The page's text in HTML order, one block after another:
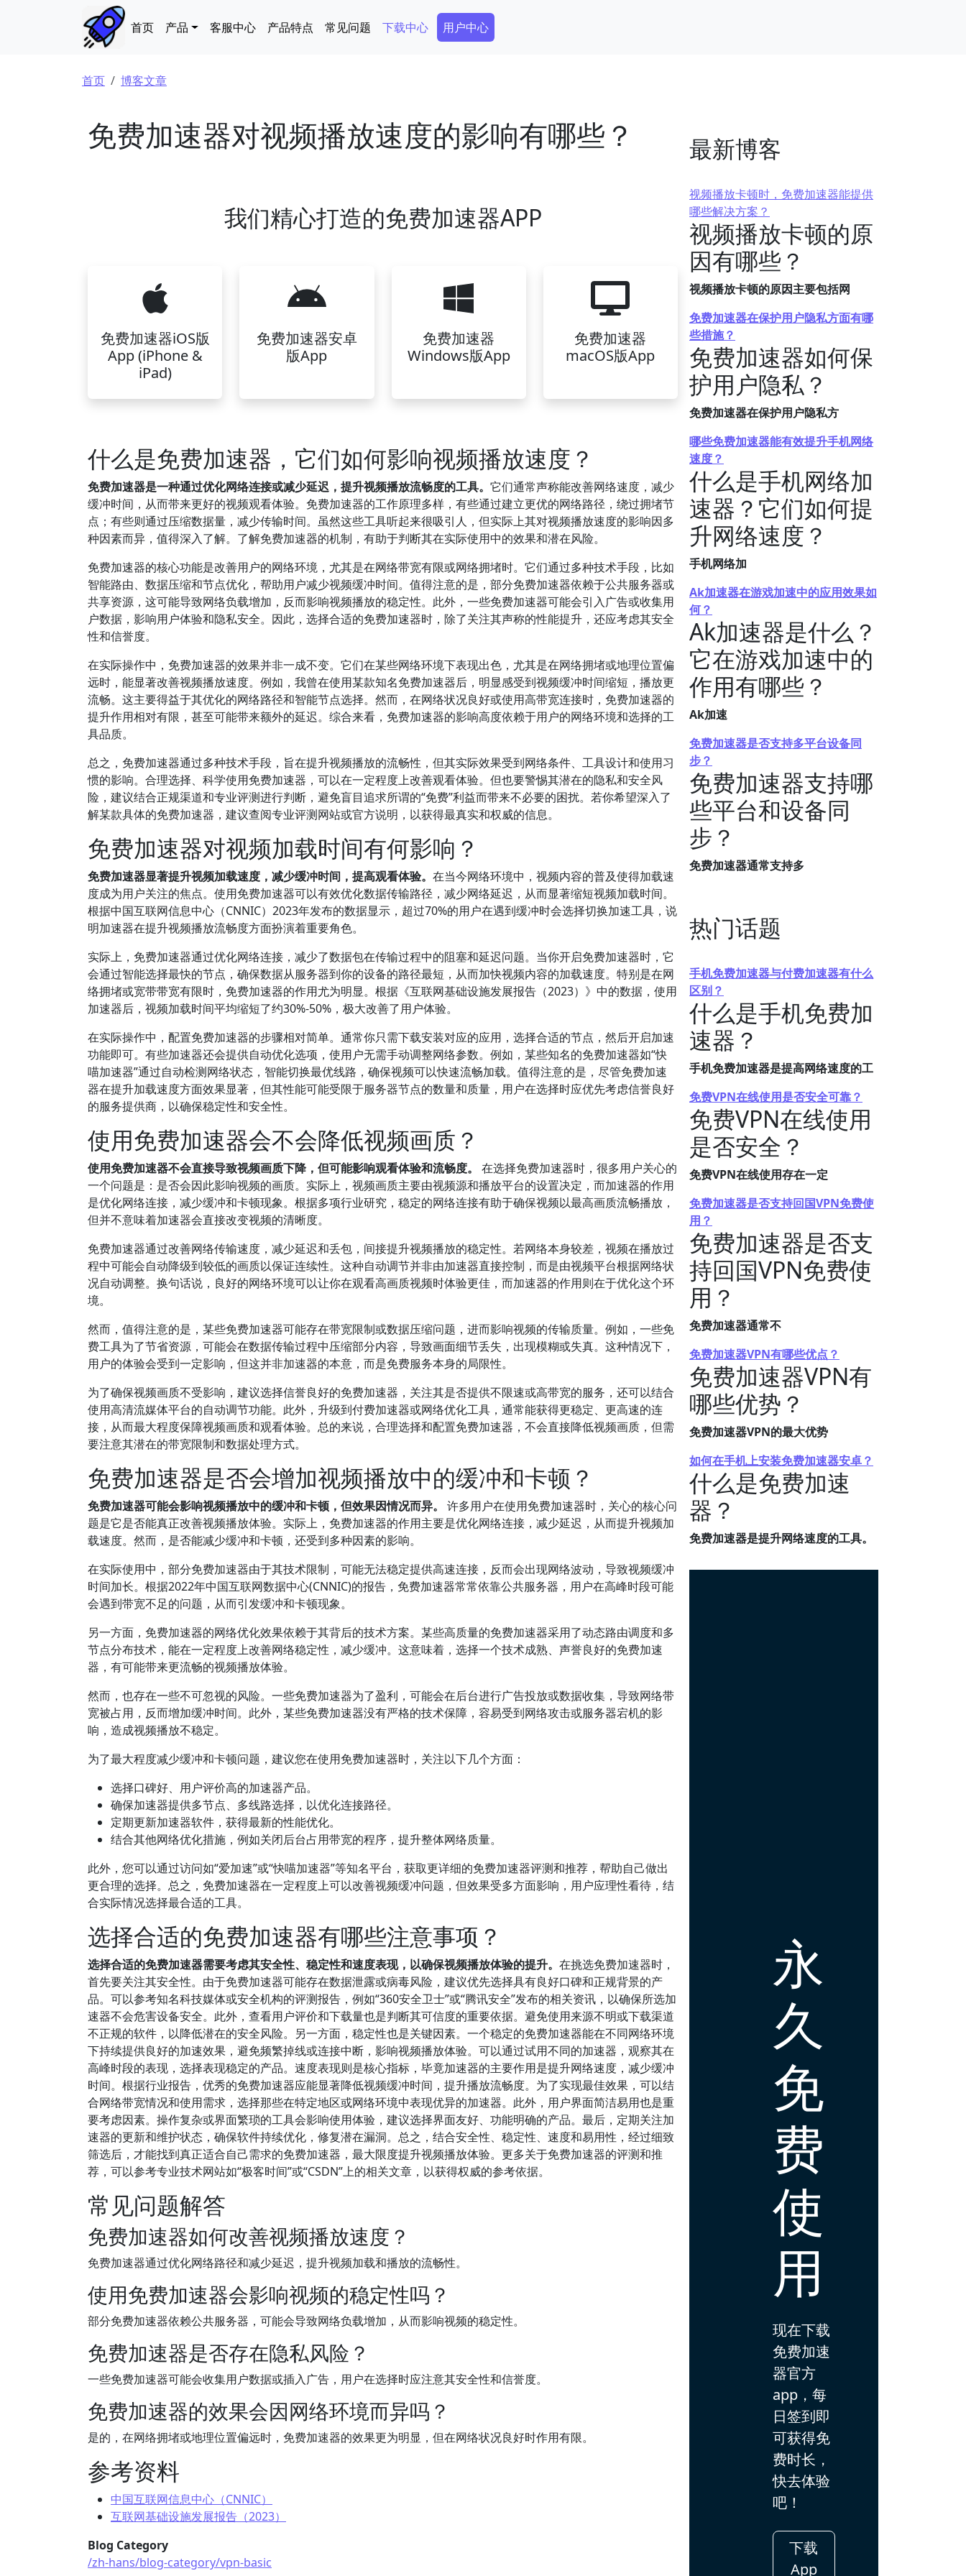
Main navigation
首页 产品 客服中心 产品特点 常见问题 下载中心 Secondary Menu
用户中心
面包屑
首页 博客文章
免费加速器对视频播放速度的影响有哪些？
我们精心打造的免费加速器APP
免费加速器iOS版
App (iPhone &
iPad)
免费加速器安卓
版App
免费加速器
Windows版App
免费加速器
macOS版App
什么是免费加速器，它们如何影响视频播放速度？
免费加速器是一种通过优化网络连接或减少延迟，提升视频播放流畅度的工具。 它们通常声称能改善网络速度，减少
缓冲时间，从而带来更好的视频观看体验。免费加速器的工作原理多样，有些通过建立更优的网络路径，绕过拥堵节
点；有些则通过压缩数据量，减少传输时间。虽然这些工具听起来很吸引人，但实际上其对视频播放速度的影响因多
种因素而异，值得深入了解。了解免费加速器的机制，有助于判断其在实际使用中的效果和潜在风险。
免费加速器的核心功能是改善用户的网络环境，尤其是在网络带宽有限或网络拥堵时。它们通过多种技术手段，比如
智能路由、数据压缩和节点优化，帮助用户减少视频缓冲时间。值得注意的是，部分免费加速器依赖于公共服务器或
共享资源，这可能导致网络负载增加，反而影响视频播放的稳定性。此外，一些免费加速器可能会引入广告或收集用
户数据，影响用户体验和隐私安全。因此，选择合适的免费加速器时，除了关注其声称的性能提升，还应考虑其安全
性和信誉度。
在实际操作中，免费加速器的效果并非一成不变。它们在某些网络环境下表现出色，尤其是在网络拥堵或地理位置偏
远时，能显著改善视频播放速度。例如，我曾在使用某款知名免费加速器后，明显感受到视频缓冲时间缩短，播放更
流畅。这主要得益于其优化的网络路径和智能节点选择。然而，在网络状况良好或使用高带宽连接时，免费加速器的
提升作用相对有限，甚至可能带来额外的延迟。综合来看，免费加速器的影响高度依赖于用户的网络环境和选择的工
具品质。
总之，免费加速器通过多种技术手段，旨在提升视频播放的流畅性，但其实际效果受到网络条件、工具设计和使用习
惯的影响。合理选择、科学使用免费加速器，可以在一定程度上改善观看体验。但也要警惕其潜在的隐私和安全风
险，建议结合正规渠道和专业评测进行判断，避免盲目追求所谓的“免费”利益而带来不必要的困扰。若你希望深入了
解某款具体的免费加速器，建议查阅专业评测网站或官方说明，以获得最真实和权威的信息。
免费加速器对视频加载时间有何影响？
免费加速器显著提升视频加载速度，减少缓冲时间，提高观看体验。 在当今网络环境中，视频内容的普及使得加载速
度成为用户关注的焦点。使用免费加速器可以有效优化数据传输路径，减少网络延迟，从而显著缩短视频加载时间。
根据中国互联网信息中心（CNNIC）2023年发布的数据显示，超过70%的用户在遇到缓冲时会选择切换加速工具，说
明加速器在提升视频播放流畅度方面扮演着重要角色。
实际上，免费加速器通过优化网络连接，减少了数据包在传输过程中的阻塞和延迟问题。当你开启免费加速器时，它
会通过智能选择最快的节点，确保数据从服务器到你的设备的路径最短，从而加快视频内容的加载速度。特别是在网
络拥堵或宽带带宽有限时，免费加速器的作用尤为明显。根据《互联网基础设施发展报告（2023）》中的数据，使用
加速器后，视频加载时间平均缩短了约30%-50%，极大改善了用户体验。
在实际操作中，配置免费加速器的步骤相对简单。通常你只需下载安装对应的应用，选择合适的节点，然后开启加速
功能即可。有些加速器还会提供自动优化选项，使用户无需手动调整网络参数。例如，某些知名的免费加速器如“快
喵加速器”通过自动检测网络状态，智能切换最优线路，确保视频可以快速流畅加载。值得注意的是，尽管免费加速
器在提升加载速度方面效果显著，但其性能可能受限于服务器节点的数量和质量，用户在选择时应优先考虑信誉良好
的服务提供商，以确保稳定性和安全性。
使用免费加速器会不会降低视频画质？
使用免费加速器不会直接导致视频画质下降，但可能影响观看体验和流畅度。
在选择免费加速器时，很多用户关心的
一个问题是：是否会因此影响视频的画质。实际上，视频画质主要由视频源和播放平台的设置决定，而加速器的作用
是优化网络连接，减少缓冲和卡顿现象。根据多项行业研究，稳定的网络连接有助于确保视频以最高画质流畅播放，
但并不意味着加速器会直接改变视频的清晰度。
免费加速器通过改善网络传输速度，减少延迟和丢包，间接提升视频播放的稳定性。若网络本身较差，视频在播放过
程中可能会自动降级到较低的画质以保证连续性。这种自动调节并非由加速器直接控制，而是由视频平台根据网络状
况自动调整。换句话说，良好的网络环境可以让你在观看高画质视频时体验更佳，而加速器的作用则在于优化这个环
境。
然而，值得注意的是，某些免费加速器可能存在带宽限制或数据压缩问题，进而影响视频的传输质量。例如，一些免
费工具为了节省资源，可能会在数据传输过程中压缩部分内容，导致画面细节丢失，出现模糊或失真。这种情况下，
用户的体验会受到一定影响，但这并非加速器的本意，而是免费服务本身的局限性。
为了确保视频画质不受影响，建议选择信誉良好的免费加速器，关注其是否提供不限速或高带宽的服务，还可以结合
使用高清流媒体平台的自动调节功能。此外，升级到付费加速器或网络优化工具，通常能获得更稳定、更高速的连
接，从而最大程度保障视频画质和观看体验。总的来说，合理选择和配置免费加速器，不会直接降低视频画质，但需
要注意其潜在的带宽限制和数据处理方式。
免费加速器是否会增加视频播放中的缓冲和卡顿？
免费加速器可能会影响视频播放中的缓冲和卡顿，但效果因情况而异。
许多用户在使用免费加速器时，关心的核心问
题是它是否能真正改善视频播放体验。实际上，免费加速器的作用主要是优化网络连接，减少延迟，从而提升视频加
载速度。然而，是否能减少缓冲和卡顿，还受到多种因素的影响。
在实际使用中，部分免费加速器由于其技术限制，可能无法稳定提供高速连接，反而会出现网络波动，导致视频缓冲
时间加长。根据2022年中国互联网数据中心(CNNIC)的报告，免费加速器常常依靠公共服务器，用户在高峰时段可能
会遇到带宽不足的问题，从而引发缓冲和卡顿现象。
另一方面，免费加速器的网络优化效果依赖于其背后的技术方案。某些高质量的免费加速器采用了动态路由调度和多
节点分布技术，能在一定程度上改善网络稳定性，减少缓冲。这意味着，选择一个技术成熟、声誉良好的免费加速
器，有可能带来更流畅的视频播放体验。
然而，也存在一些不可忽视的风险。一些免费加速器为了盈利，可能会在后台进行广告投放或数据收集，导致网络带
宽被占用，反而增加缓冲时间。此外，某些免费加速器没有严格的技术保障，容易受到网络攻击或服务器宕机的影
响，造成视频播放不稳定。
为了最大程度减少缓冲和卡顿问题，建议您在使用免费加速器时，关注以下几个方面：
选择口碑好、用户评价高的加速器产品。
确保加速器提供多节点、多线路选择，以优化连接路径。
定期更新加速器软件，获得最新的性能优化。
结合其他网络优化措施，例如关闭后台占用带宽的程序，提升整体网络质量。
此外，您可以通过访问如“爱加速”或“快喵加速器”等知名平台，获取更详细的免费加速器评测和推荐，帮助自己做出
更合理的选择。总之，免费加速器在一定程度上可以改善视频缓冲问题，但效果受多方面影响，用户应理性看待，结
合实际情况选择最合适的工具。
选择合适的免费加速器有哪些注意事项？
选择合适的免费加速器需要考虑其安全性、稳定性和速度表现，以确保视频播放体验的提升。 在挑选免费加速器时，
首先要关注其安全性。由于免费加速器可能存在数据泄露或病毒风险，建议优先选择具有良好口碑和正规背景的产
品。可以参考知名科技媒体或安全机构的评测报告，例如“360安全卫士”或“腾讯安全”发布的相关资讯，以确保所选加
速器不会危害设备安全。此外，查看用户评价和下载量也是判断其可信度的重要依据。避免使用来源不明或下载渠道
不正规的软件，以降低潜在的安全风险。另一方面，稳定性也是关键因素。一个稳定的免费加速器能在不同网络环境
下持续提供良好的加速效果，避免频繁掉线或连接中断，影响视频播放体验。可以通过试用不同的加速器，观察其在
高峰时段的表现，选择表现稳定的产品。速度表现则是核心指标，毕竟加速器的主要作用是提升网络速度，减少缓冲
时间。根据行业报告，优秀的免费加速器应能显著降低视频缓冲时间，提升播放流畅度。为了实现最佳效果，可以结
合网络带宽情况和使用需求，选择那些在特定地区或网络环境中表现优异的加速器。此外，用户界面简洁易用也是重
要考虑因素。操作复杂或界面繁琐的工具会影响使用体验，建议选择界面友好、功能明确的产品。最后，定期关注加
速器的更新和维护状态，确保软件持续优化，修复潜在漏洞。总之，结合安全性、稳定性、速度和易用性，经过细致
筛选后，才能找到真正适合自己需求的免费加速器，最大限度提升视频播放体验。更多关于免费加速器的评测和推
荐，可以参考专业技术网站如“极客时间”或“CSDN”上的相关文章，以获得权威的参考依据。
常见问题解答
免费加速器如何改善视频播放速度？
免费加速器通过优化网络路径和减少延迟，提升视频加载和播放的流畅性。
使用免费加速器会影响视频的稳定性吗？
部分免费加速器依赖公共服务器，可能会导致网络负载增加，从而影响视频的稳定性。
免费加速器是否存在隐私风险？
一些免费加速器可能会收集用户数据或插入广告，用户在选择时应注意其安全性和信誉度。
免费加速器的效果会因网络环境而异吗？
是的，在网络拥堵或地理位置偏远时，免费加速器的效果更为明显，但在网络状况良好时作用有限。
参考资料
中国互联网信息中心（CNNIC）
互联网基础设施发展报告（2023）
Blog Category
/zh-hans/blog-category/vpn-basic
最新博客
视频播放卡顿时，免费加速器能提供
哪些解决方案？
视频播放卡顿的原
因有哪些？
视频播放卡顿的原因主要包括网
免费加速器在保护用户隐私方面有哪
些措施？
免费加速器如何保
护用户隐私？
免费加速器在保护用户隐私方
哪些免费加速器能有效提升手机网络
速度？
什么是手机网络加
速器？它们如何提
升网络速度？
手机网络加
Ak加速器在游戏加速中的应用效果如
何？
Ak加速器是什么？
它在游戏加速中的
作用有哪些？
Ak加速
免费加速器是否支持多平台设备同
步？
免费加速器支持哪
些平台和设备同
步？
免费加速器通常支持多
热门话题
手机免费加速器与付费加速器有什么
区别？
什么是手机免费加
速器？
手机免费加速器是提高网络速度的工
免费VPN在线使用是否安全可靠？
免费VPN在线使用
是否安全？
免费VPN在线使用存在一定
免费加速器是否支持回国VPN免费使
用？
免费加速器是否支
持回国VPN免费使
用？
免费加速器通常不
免费加速器VPN有哪些优点？
免费加速器VPN有
哪些优势？
免费加速器VPN的最大优势
如何在手机上安装免费加速器安卓？
什么是免费加速
器？
免费加速器是提升网络速度的工具。
永
久
免
费
使
用
现在下载
免费加速
器官方
app，每
日签到即
可获得免
费时长，
快去体验
吧！
下载
App